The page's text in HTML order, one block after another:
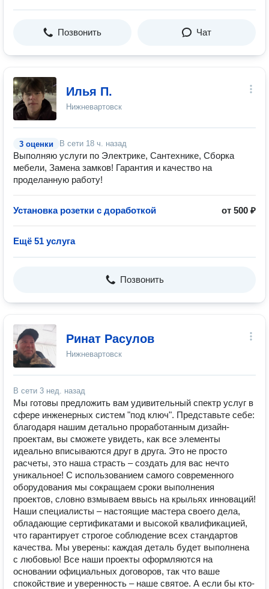
Позвонить Чат
Илья П.
Нижневартовск
3 оценки В сети 18 ч. назад
Выполняю услуги по Электрике, Сантехнике, Сборка
мебели, Замена замков! Гарантия и качество на
проделанную работу!
Установка розетки с доработкой от 500 ₽
Ещё 51 услуга
Позвонить
Ринат Расулов
Нижневартовск
В сети 3 нед. назад
Мы готовы предложить вам удивительный спектр услуг в
сфере инженерных систем "под ключ". Представьте себе:
благодаря нашим детально проработанным дизайн-
проектам, вы сможете увидеть, как все элементы
идеально вписываются друг в друга. Это не просто
расчеты, это наша страсть – создать для вас нечто
уникальное! С использованием самого современного
оборудования мы сокращаем сроки выполнения
проектов, словно взмываем ввысь на крыльях инноваций!
Наши специалисты – настоящие мастера своего дела,
обладающие сертификатами и высокой квалификацией,
что гарантирует строгое соблюдение всех стандартов
качества. Мы уверены: каждая деталь будет выполнена
с любовью! Все наши проекты оформляются на
основании официальных договоров, так что ваше
спокойствие и уверенность – наше святое. А если бы кто-